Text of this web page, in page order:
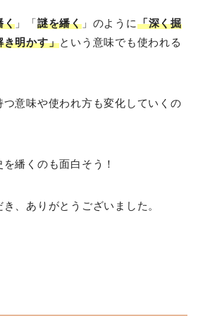
く 」「謎を繙く」のように「深く掘
き明かす」という意味でも使われる
意味や使われ方も変化していくの
繙くのも面白そう！
、ありがとうございました。